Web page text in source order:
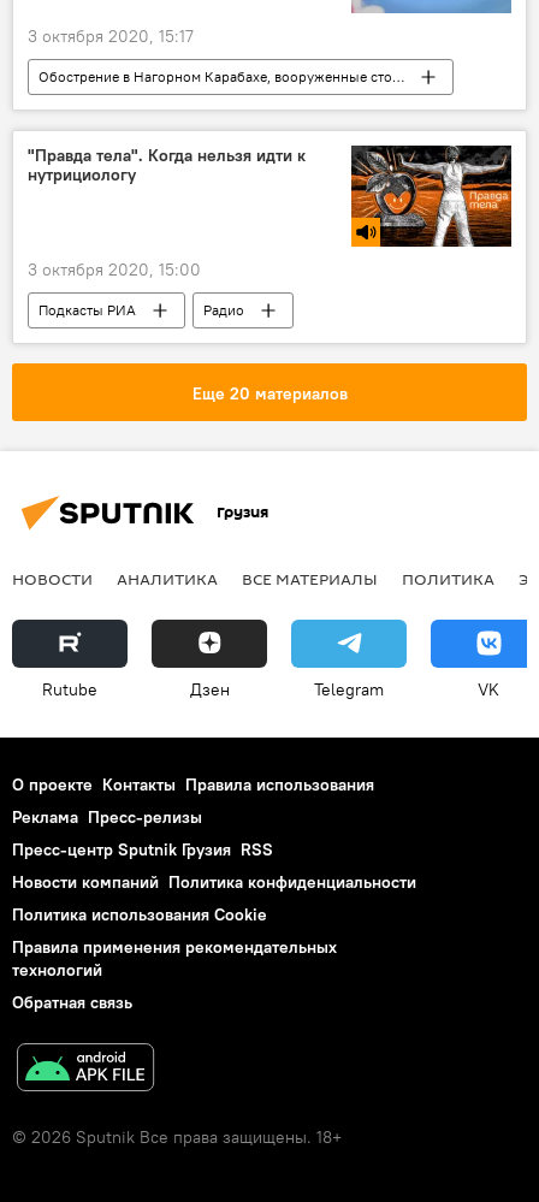
3 октября 2020, 15:17
Обострение в Нагорном Карабахе, вооруженные столкновения 2020
Грузия
ПОЛИТИКА
В мире
Конфликты
Саломе Зурабишвили
Никол Пашинян
"Правда тела". Когда нельзя идти к
нутрициологу
3 октября 2020, 15:00
Подкасты РИА Радио
Еще 20 материалов
Грузия
НОВОСТИ АНАЛИТИКА ВСЕ МАТЕРИАЛЫ ПОЛИТИКА
Rutube Дзен Telegram VK
О проекте Контакты Правила использования
Реклама Пресс-релизы
Пресс-центр Sputnik Грузия RSS
Новости компаний Политика конфиденциальности
Политика использования Cookie
Правила применения рекомендательных
технологий
Обратная связь
© 2026 Sputnik Все права защищены. 18+